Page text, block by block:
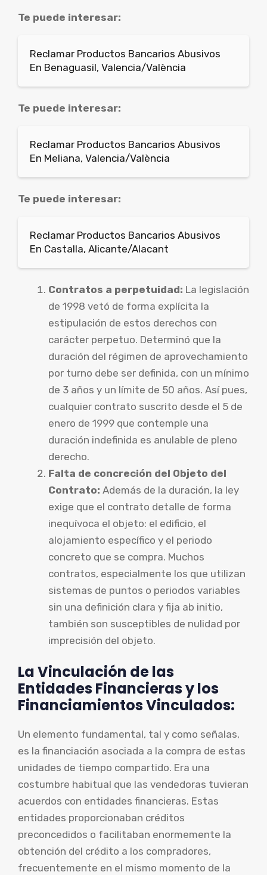
Te puede interesar:
Reclamar Productos Bancarios Abusivos
En Benaguasil, Valencia/València
Te puede interesar:
Reclamar Productos Bancarios Abusivos
En Meliana, Valencia/València
Te puede interesar:
Reclamar Productos Bancarios Abusivos
En Castalla, Alicante/Alacant
Contratos a perpetuidad: La legislación
de 1998 vetó de forma explícita la
estipulación de estos derechos con
carácter perpetuo. Determinó que la
duración del régimen de aprovechamiento
por turno debe ser definida, con un mínimo
de 3 años y un límite de 50 años. Así pues,
cualquier contrato suscrito desde el 5 de
enero de 1999 que contemple una
duración indefinida es anulable de pleno
derecho.
Falta de concreción del Objeto del
Contrato: Además de la duración, la ley
exige que el contrato detalle de forma
inequívoca el objeto: el edificio, el
alojamiento específico y el periodo
concreto que se compra. Muchos
contratos, especialmente los que utilizan
sistemas de puntos o periodos variables
sin una definición clara y fija ab initio,
también son susceptibles de nulidad por
imprecisión del objeto.
La Vinculación de las
Entidades Financieras y los
Financiamientos Vinculados:
Un elemento fundamental, tal y como señalas,
es la financiación asociada a la compra de estas
unidades de tiempo compartido. Era una
costumbre habitual que las vendedoras tuvieran
acuerdos con entidades financieras. Estas
entidades proporcionaban créditos
preconcedidos o facilitaban enormemente la
obtención del crédito a los compradores,
frecuentemente en el mismo momento de la